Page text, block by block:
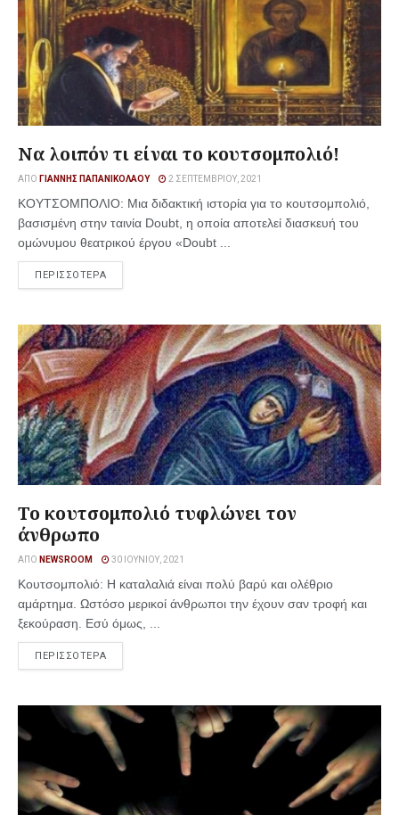
Να λοιπόν τι είναι το κουτσομπολιό!
ΑΠΌ ΓΙΆΝΝΗΣ ΠΑΠΑΝΙΚΟΛΆΟΥ 2 ΣΕΠΤΕΜΒΡΊΟΥ, 2021
ΚΟΥΤΣΟΜΠΟΛΙΟ: Μια διδακτική ιστορία για το κουτσομπολιό,
βασισμένη στην ταινία Doubt, η οποία αποτελεί διασκευή του
ομώνυμου θεατρικού έργου «Doubt ...
ΠΕΡΙΣΣΟΤΕΡΑ
Το κουτσομπολιό τυφλώνει τον
άνθρωπο
ΑΠΌ NEWSROOM 30 ΙΟΥΝΊΟΥ, 2021
Κουτσομπολιό: Η καταλαλιά είναι πολύ βαρύ και ολέθριο
αμάρτημα. Ωστόσο μερικοί άνθρωποι την έχουν σαν τροφή και
ξεκούραση. Εσύ όμως, ...
ΠΕΡΙΣΣΟΤΕΡΑ